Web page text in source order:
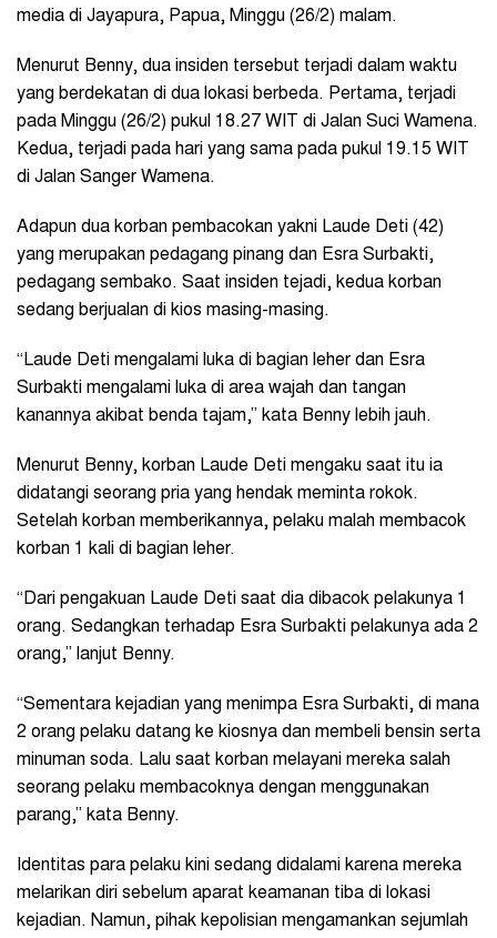
media di Jayapura, Papua, Minggu (26/2) malam.
Menurut Benny, dua insiden tersebut terjadi dalam waktu
yang berdekatan di dua lokasi berbeda. Pertama, terjadi
pada Minggu (26/2) pukul 18.27 WIT di Jalan Suci Wamena.
Kedua, terjadi pada hari yang sama pada pukul 19.15 WIT
di Jalan Sanger Wamena.
Adapun dua korban pembacokan yakni Laude Deti (42)
yang merupakan pedagang pinang dan Esra Surbakti,
pedagang sembako. Saat insiden tejadi, kedua korban
sedang berjualan di kios masing-masing.
“Laude Deti mengalami luka di bagian leher dan Esra
Surbakti mengalami luka di area wajah dan tangan
kanannya akibat benda tajam,” kata Benny lebih jauh.
Menurut Benny, korban Laude Deti mengaku saat itu ia
didatangi seorang pria yang hendak meminta rokok.
Setelah korban memberikannya, pelaku malah membacok
korban 1 kali di bagian leher.
“Dari pengakuan Laude Deti saat dia dibacok pelakunya 1
orang. Sedangkan terhadap Esra Surbakti pelakunya ada 2
orang,” lanjut Benny.
“Sementara kejadian yang menimpa Esra Surbakti, di mana
2 orang pelaku datang ke kiosnya dan membeli bensin serta
minuman soda. Lalu saat korban melayani mereka salah
seorang pelaku membacoknya dengan menggunakan
parang,” kata Benny.
Identitas para pelaku kini sedang didalami karena mereka
melarikan diri sebelum aparat keamanan tiba di lokasi
kejadian. Namun, pihak kepolisian mengamankan sejumlah